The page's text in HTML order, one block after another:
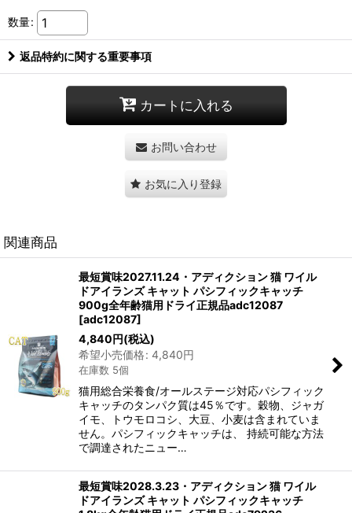
数量:
返品特約に関する重要事項
カートに入れる
お問い合わせ
お気に入り登録
関連商品
最短賞味2027.11.24・アディクション 猫 ワイル
ドアイランズ キャット パシフィックキャッチ
900g全年齢猫用ドライ正規品adc12087
[adc12087]
4,840円(税込)
希望小売価格: 4,840円
在庫数 5個
猫用総合栄養食/オールステージ対応パシフィック
キャッチのタンパク質は45％です。穀物、ジャガ
イモ、トウモロコシ、大豆、小麦は含まれていま
せん。パシフィックキャッチは、 持続可能な方法
で調達されたニュー…
最短賞味2028.3.23・アディクション 猫 ワイル
ドアイランズ キャット パシフィックキャッチ